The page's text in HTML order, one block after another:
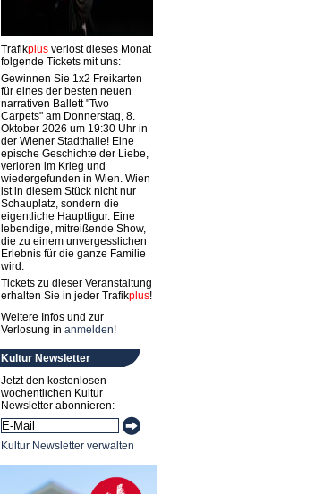
Trafikplusverlost dieses Monat
folgende Tickets mit uns:
Gewinnen Sie 1x2 Freikarten
für eines der besten neuen
narrativen Ballett "Two
Carpets" am Donnerstag, 8.
Oktober 2026 um 19:30 Uhr in
der Wiener Stadthalle! Eine
epische Geschichte der Liebe,
verloren im Krieg und
wiedergefunden in Wien. Wien
ist in diesem Stück nicht nur
Schauplatz, sondern die
eigentliche Hauptfigur. Eine
lebendige, mitreißende Show,
die zu einem unvergesslichen
Erlebnis für die ganze Familie
wird.
Tickets zu dieser Veranstaltung
erhalten Sie in jeder Trafikplus!
Weitere Infos und zur
Verlosung in anmelden!
Kultur Newsletter
Jetzt den kostenlosen
wöchentlichen Kultur
Newsletter abonnieren:
Kultur Newsletter verwalten